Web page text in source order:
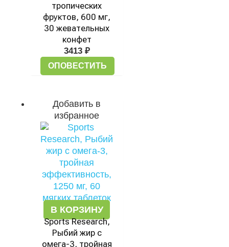
тропических
фруктов, 600 мг,
30 жевательных
конфет
3413 ₽
ОПОВЕСТИТЬ
Добавить в
избранное
В КОРЗИНУ
Sports Research,
Рыбий жир с
омега-3, тройная